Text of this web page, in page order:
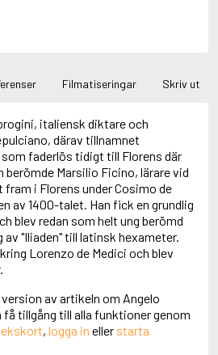
Filmatiseringar Skriv ut
italiensk diktare och
därav tillnamnet
faderlös tidigt till Florens där
berömde Marsilio Ficino, lärare vid
i Florens under Cosimo de
av 1400-talet. Han fick en grundlig
blev redan som helt ung berömd
"Iliaden" till latinsk hexameter.
Lorenzo de Medici och blev
av artikeln om Angelo
tillgång till alla funktioner genom
, logga in eller starta